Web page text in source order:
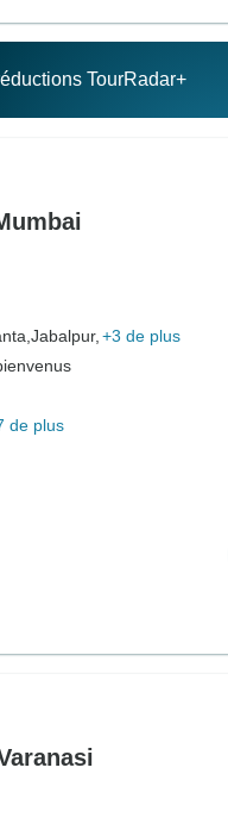
TourRadar+
Jabalpur, +3 de plus
de plus